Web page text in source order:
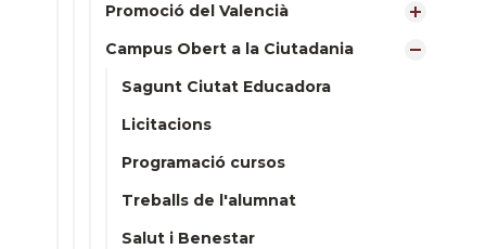
Promoció del Valencià
Campus Obert a la Ciutadania
Sagunt Ciutat Educadora
Licitacions
Programació cursos
Treballs de l'alumnat
Salut i Benestar